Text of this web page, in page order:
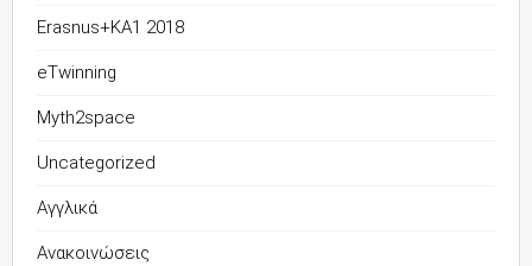
Erasnus+KA1 2018
eTwinning
Myth2space
Uncategorized
Αγγλικά
Ανακοινώσεις